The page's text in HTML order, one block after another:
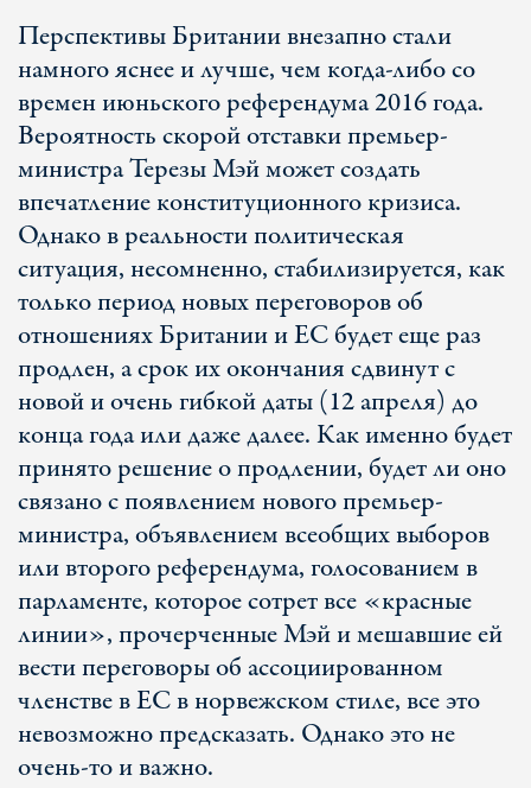
Перспективы Британии внезапно стали
намного яснее и лучше, чем когда-либо со
времен июньского референдума 2016 года.
Вероятность скорой отставки премьер-
министра Терезы Мэй может создать
впечатление конституционного кризиса.
Однако в реальности политическая
ситуация, несомненно, стабилизируется, как
только период новых переговоров об
отношениях Британии и ЕС будет еще раз
продлен, а срок их окончания сдвинут с
новой и очень гибкой даты (12 апреля) до
конца года или даже далее. Как именно будет
принято решение о продлении, будет ли оно
связано с появлением нового премьер-
министра, объявлением всеобщих выборов
или второго референдума, голосованием в
парламенте, которое сотрет все «красные
линии», прочерченные Мэй и мешавшие ей
вести переговоры об ассоциированном
членстве в ЕС в норвежском стиле, все это
невозможно предсказать. Однако это не
очень-то и важно.